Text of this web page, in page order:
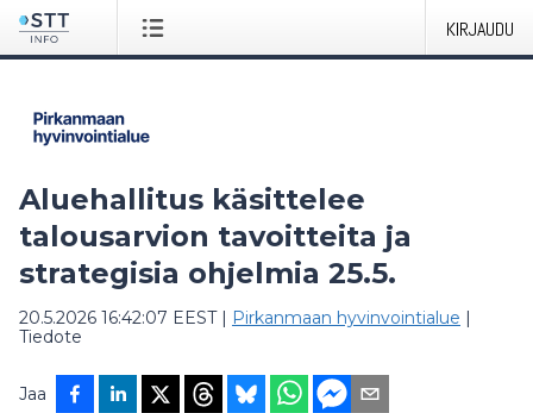
KIRJAUDU
Aluehallitus käsittelee
talousarvion tavoitteita ja
strategisia ohjelmia 25.5.
20.5.2026 16:42:07 EEST| Pirkanmaan hyvinvointialue |
Tiedote
Jaa